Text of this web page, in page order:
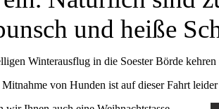
und heiße
Winterausflug in die Soester Börde
von Hunden ist auf dieser Fahrt